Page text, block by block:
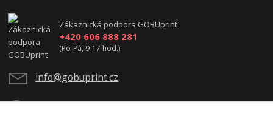
Zákaznická podpora GOBUprint
+420 606 888 281
(Po-Pá, 9-17 hod.)
info@gobuprint.cz